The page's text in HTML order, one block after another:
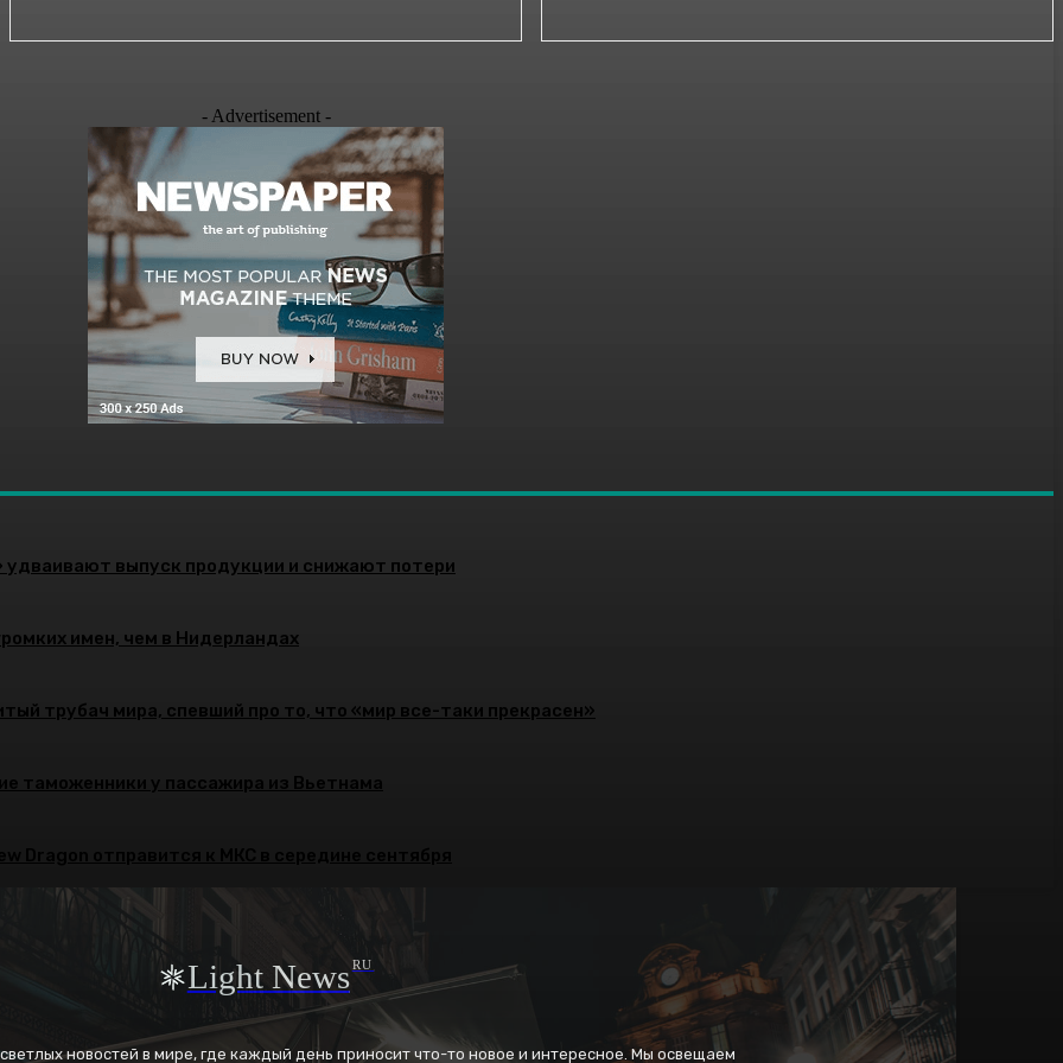
- Advertisement -
выпуск продукции и снижают потери
имен, чем в Нидерландах
трубач мира, спевший про то, что «мир все-таки прекрасен»
таможенники у пассажира из Вьетнама
Light NewsRU
новостей в мире, где каждый день приносит что-то новое и интересное. Мы освещаем